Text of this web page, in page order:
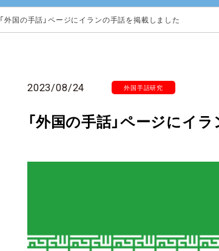
「外国の手話」ページにイランの手話を掲載しました
2023/08/24 外国手話研究
「外国の手話」ページにイ